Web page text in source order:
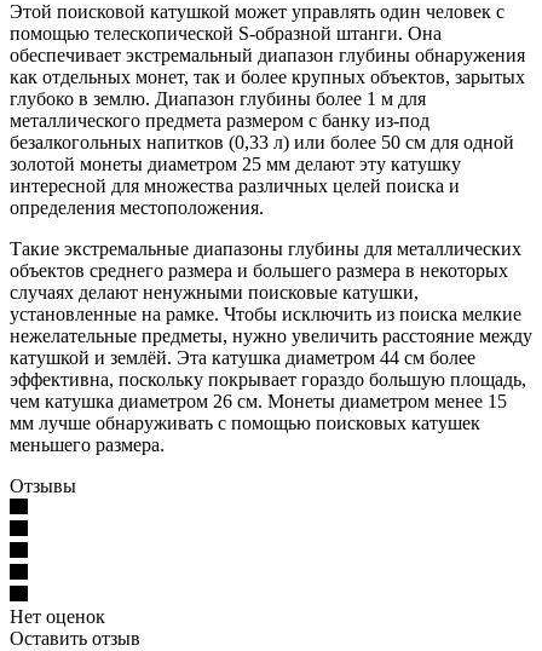
Этой поисковой катушкой может управлять один человек с
помощью телескопической S-образной штанги. Она
обеспечивает экстремальный диапазон глубины обнаружения
как отдельных монет, так и более крупных объектов, зарытых
глубоко в землю. Диапазон глубины более 1 м для
металлического предмета размером с банку из-под
безалкогольных напитков (0,33 л) или более 50 см для одной
золотой монеты диаметром 25 мм делают эту катушку
интересной для множества различных целей поиска и
определения местоположения.
Такие экстремальные диапазоны глубины для металлических
объектов среднего размера и большего размера в некоторых
случаях делают ненужными поисковые катушки,
установленные на рамке. Чтобы исключить из поиска мелкие
нежелательные предметы, нужно увеличить расстояние между
катушкой и землёй. Эта катушка диаметром 44 см более
эффективна, поскольку покрывает гораздо большую площадь,
чем катушка диаметром 26 см. Монеты диаметром менее 15
мм лучше обнаруживать с помощью поисковых катушек
меньшего размера.
Отзывы
Нет оценок
Оставить отзыв